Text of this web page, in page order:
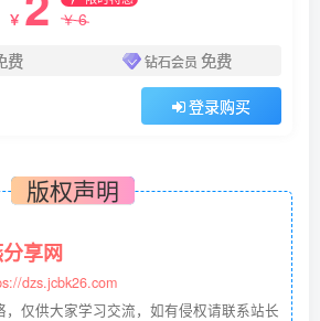
￥ ￥6
费 钻石会员 免费
登录购买
版权声明
享网
dzs.jcbk26.com
仅供大家学习交流，如有侵权请联系站长